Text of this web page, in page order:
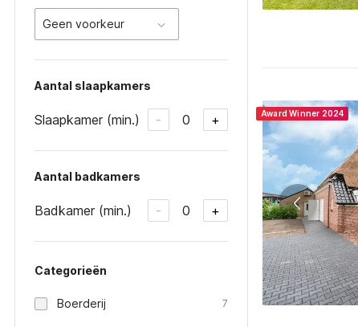
Geen voorkeur
Aantal slaapkamers
Slaapkamer (min.) - 0 +
Aantal badkamers
Badkamer (min.) - 0 +
Categorieën
Boerderij 7
Award Winner 2024